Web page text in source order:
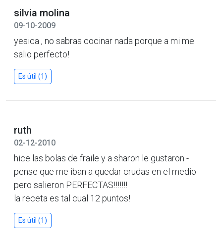
silvia molina
09-10-2009
yesica , no sabras cocinar nada porque a mi me
salio perfecto!
Es útil (1)
ruth
02-12-2010
hice las bolas de fraile y a sharon le gustaron -
pense que me iban a quedar crudas en el medio
pero salieron PERFECTAS!!!!!!!
la receta es tal cual 12 puntos!
Es útil (1)